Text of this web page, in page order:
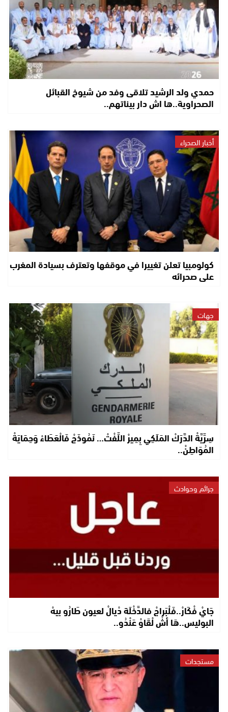
حمدي ولد الرشيد تلاقى وفد من شيوخ القبائل
الصحراوية..ها اش دار بيناتهم..
أخبار الصحراء
كولومبيا تعلن تغييرا في موقفها وتعترف بسيادة المغرب
على صحرائه
جهات
سِرِّيَّةْ الدَّرَكْ المَلَكِي بِمِيرْ اللِّفْتْ… نَمُوذَجْ فَالْعَطَاءْ وَحِمَايَةْ
المُوَاطِنْ..
جرائم وحوادث
جَايْ فْكَارْ..فَلْبَراجْ فالدَّخْلَة دْيالْ لعيون طَارُو بيهْ
البوليس..هَا أشْ لْقَاوْ عَنْدُو..
مستجدات